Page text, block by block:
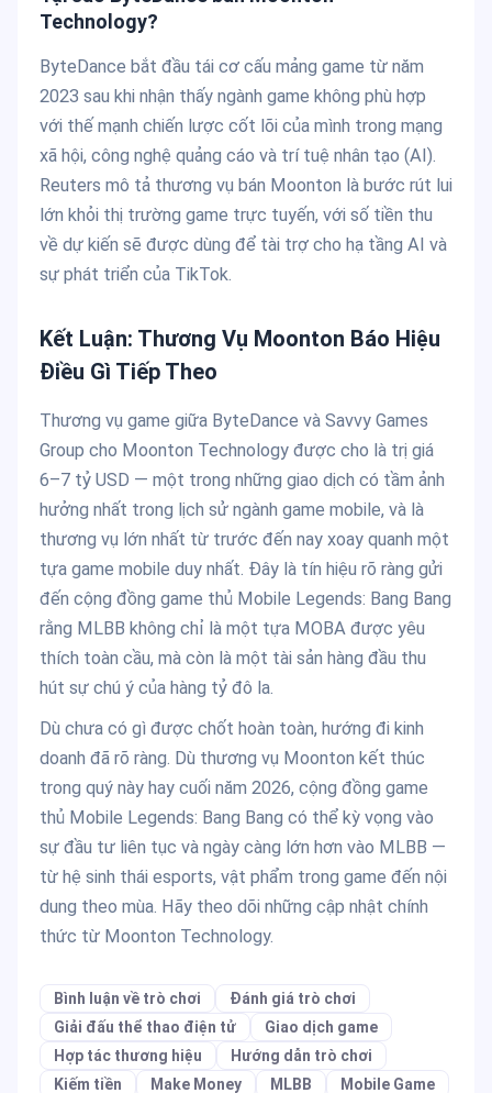
Technology?
ByteDance bắt đầu tái cơ cấu mảng game từ năm
2023 sau khi nhận thấy ngành game không phù hợp
với thế mạnh chiến lược cốt lõi của mình trong mạng
xã hội, công nghệ quảng cáo và trí tuệ nhân tạo (AI).
Reuters mô tả thương vụ bán Moonton là bước rút lui
lớn khỏi thị trường game trực tuyến, với số tiền thu
về dự kiến sẽ được dùng để tài trợ cho hạ tầng AI và
sự phát triển của TikTok.
Kết Luận: Thương Vụ Moonton Báo Hiệu
Điều Gì Tiếp Theo
Thương vụ game giữa ByteDance và Savvy Games
Group cho Moonton Technology được cho là trị giá
6–7 tỷ USD — một trong những giao dịch có tầm ảnh
hưởng nhất trong lịch sử ngành game mobile, và là
thương vụ lớn nhất từ trước đến nay xoay quanh một
tựa game mobile duy nhất. Đây là tín hiệu rõ ràng gửi
đến cộng đồng game thủ Mobile Legends: Bang Bang
rằng MLBB không chỉ là một tựa MOBA được yêu
thích toàn cầu, mà còn là một tài sản hàng đầu thu
hút sự chú ý của hàng tỷ đô la.
Dù chưa có gì được chốt hoàn toàn, hướng đi kinh
doanh đã rõ ràng. Dù thương vụ Moonton kết thúc
trong quý này hay cuối năm 2026, cộng đồng game
thủ Mobile Legends: Bang Bang có thể kỳ vọng vào
sự đầu tư liên tục và ngày càng lớn hơn vào MLBB —
từ hệ sinh thái esports, vật phẩm trong game đến nội
dung theo mùa. Hãy theo dõi những cập nhật chính
thức từ Moonton Technology.
Bình luận về trò chơi
Đánh giá trò chơi
Giải đấu thể thao điện tử
Giao dịch game
Hợp tác thương hiệu
Hướng dẫn trò chơi
Kiếm tiền
Make Money MLBB
Mobile Game